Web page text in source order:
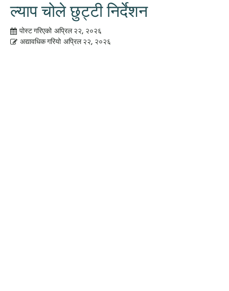
ल्याप चोले छुट्टी निर्देशन
पोस्ट गरिएको अप्रिल २२, २०२६
अद्यावधिक गरियो अप्रिल २२, २०२६